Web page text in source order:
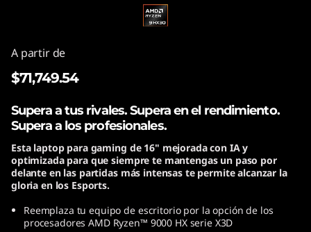
A partir de
$71,749.54
Supera a tus rivales. Supera en el rendimiento.
Supera a los profesionales.
Esta laptop para gaming de 16" mejorada con IA y
optimizada para que siempre te mantengas un paso por
delante en las partidas más intensas te permite alcanzar la
gloria en los Esports.
Reemplaza tu equipo de escritorio por la opción de los
procesadores AMD Ryzen™ 9000 HX serie X3D